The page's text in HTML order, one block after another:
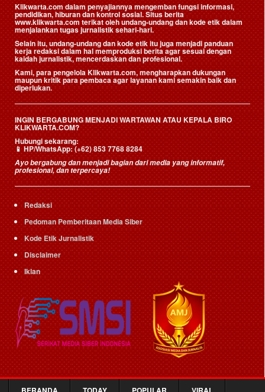
Klikwarta.com dalam penyajiannya mengemban fungsi informasi,
pendidikan, hiburan dan kontrol sosial. Situs berita
www.klikwarta.com terikat oleh undang-undang dan kode etik dalam
menjalankan tugas jurnalistik sehari-hari.
Selain itu, undang-undang dan kode etik itu juga menjadi panduan
kerja redaksi dalam hal memproduksi berita agar sesuai dengan
kaidah jurnalistik, mencerdaskan dan profesional.
Kami, para pengelola Klikwarta.com, mengharapkan dukungan
maupun kritik para pembaca agar layanan kami semakin baik dan
diperlukan.
INGIN BERGABUNG MENJADI WARTAWAN ATAU KEPALA BIRO
KLIKWARTA.COM?
Hubungi sekarang:
📱HP/WhatsApp:(+62) 853 7768 8284
Ayo bergabung dan menjadi bagian dari media yang informatif,
profesional, dan terpercaya!
Redaksi
Pedoman Pemberitaan Media Siber
Kode Etik Jurnalistik
Disclaimer
Iklan